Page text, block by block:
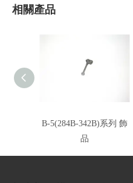
相關產品
B-5(284B-342B)系列 飾
品